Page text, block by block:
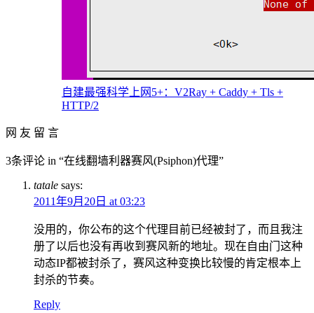
自建最强科学上网5+：V2Ray + Caddy + Tls +
HTTP/2
网 友 留 言
3条评论 in “在线翻墙利器赛风(Psiphon)代理”
tatale says:
2011年9月20日 at 03:23
没用的，你公布的这个代理目前已经被封了，而且我注
册了以后也没有再收到赛风新的地址。现在自由门这种
动态IP都被封杀了，赛风这种变换比较慢的肯定根本上
封杀的节奏。
Reply